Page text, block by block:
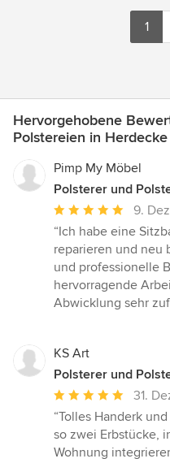
1
Hervorgehobene
Polstereien in Herdecke
Pimp My Möbel
Polsterer und
Durchschnittliche
Bewertung:
5
von
5
Sternen
9.
“Ich habe eine
reparieren und neu
und professionelle
hervorragende
Abwicklung sehr
KS Art
Polsterer und
Durchschnittliche
Bewertung:
5
von
31.
“Tolles Handerk
so zwei Erbstücke,
Wohnung